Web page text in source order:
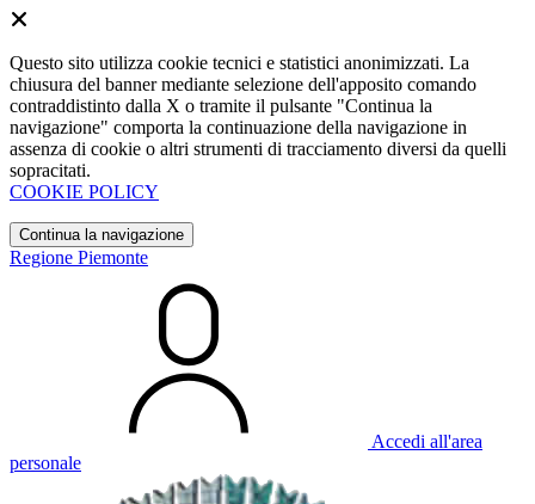
Questo sito utilizza cookie tecnici e statistici anonimizzati. La
chiusura del banner mediante selezione dell'apposito comando
contraddistinto dalla X o tramite il pulsante "Continua la
navigazione" comporta la continuazione della navigazione in
assenza di cookie o altri strumenti di tracciamento diversi da quelli
sopracitati.
COOKIE POLICY
Continua la navigazione
Regione Piemonte
Accedi all'area
personale